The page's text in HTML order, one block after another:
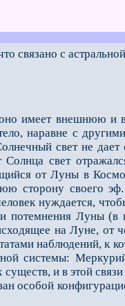
связано с
имеет внешнюю и
наравне с
свет не
свет
от Луны в
сторону своего
нуждается,
и потемнения Луны (в
на Луне, от
наблюдений, к
системы:
и в этой
особой